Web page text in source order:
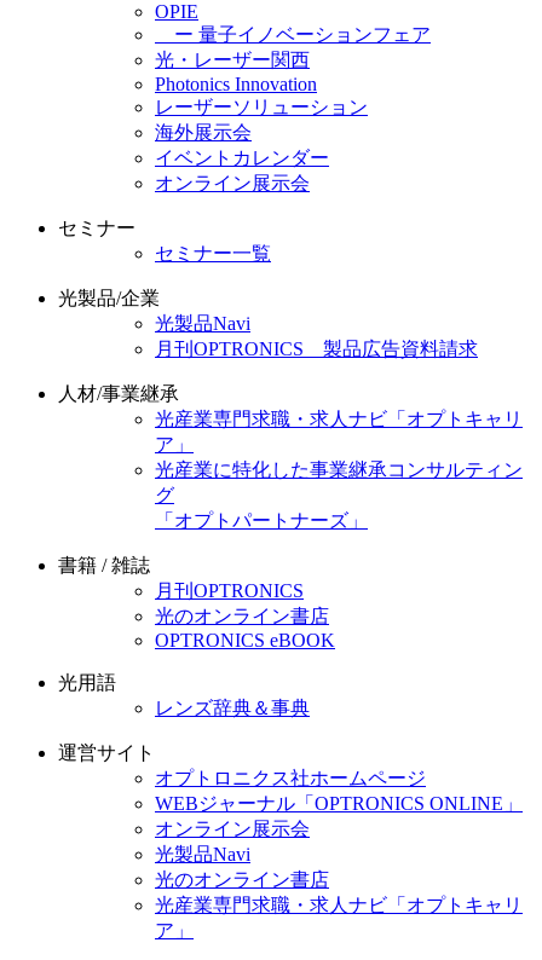
OPIE
ー 量子イノベーションフェア
光・レーザー関西
Photonics Innovation
レーザーソリューション
海外展示会
イベントカレンダー
オンライン展示会
セミナー
セミナー一覧
光製品/企業
光製品Navi
月刊OPTRONICS 製品広告資料請求
人材/事業継承
光産業専門求職・求人ナビ「オプトキャリ
ア」
光産業に特化した事業継承コンサルティン
グ
「オプトパートナーズ」
書籍 / 雑誌
月刊OPTRONICS
光のオンライン書店
OPTRONICS eBOOK
光用語
レンズ辞典＆事典
運営サイト
オプトロニクス社ホームページ
WEBジャーナル「OPTRONICS ONLINE」
オンライン展示会
光製品Navi
光のオンライン書店
光産業専門求職・求人ナビ「オプトキャリ
ア」